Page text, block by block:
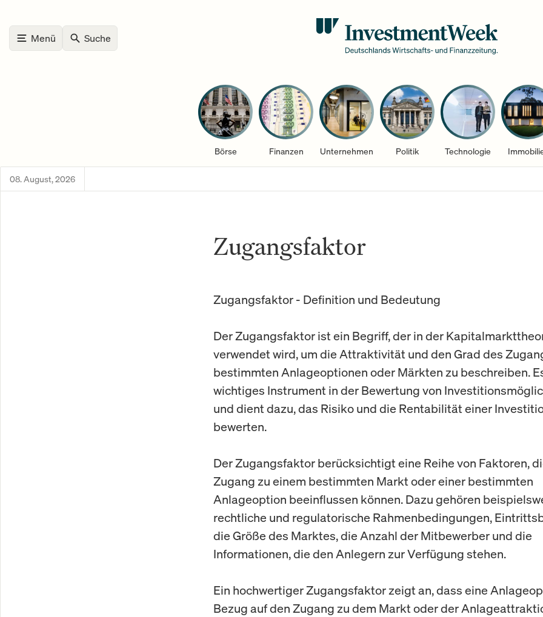
Menü Suche
Börse Finanzen Unternehmen Politik Technologie
08. August, 2026
Zugangsfaktor
Zugangsfaktor - Definition und Bedeutung
Der Zugangsfaktor ist ein Begriff, der in der
verwendet wird, um die Attraktivität und den Grad des
bestimmten Anlageoptionen oder Märkten zu beschreiben.
wichtiges Instrument in der Bewertung von
und dient dazu, das Risiko und die Rentabilität einer
bewerten.
Der Zugangsfaktor berücksichtigt eine Reihe von Faktoren,
Zugang zu einem bestimmten Markt oder einer bestimmten
Anlageoption beeinflussen können. Dazu gehören
rechtliche und regulatorische Rahmenbedingungen,
die Größe des Marktes, die Anzahl der Mitbewerber und die
Informationen, die den Anlegern zur Verfügung stehen.
Ein hochwertiger Zugangsfaktor zeigt an, dass eine
Bezug auf den Zugang zu dem Markt oder der